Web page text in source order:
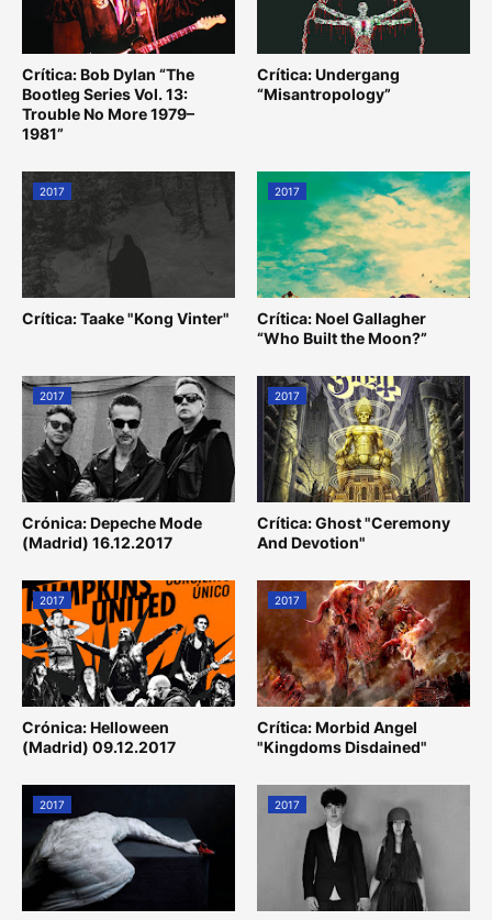
Crítica: Bob Dylan “The
Bootleg Series Vol. 13:
Trouble No More 1979–
1981”
Crítica: Undergang
“Misantropology”
2017
Crítica: Taake "Kong Vinter"
2017
Crítica: Noel Gallagher
“Who Built the Moon?”
2017
Crónica: Depeche Mode
(Madrid) 16.12.2017
2017
Crítica: Ghost "Ceremony
And Devotion"
2017
Crónica: Helloween
(Madrid) 09.12.2017
2017
Crítica: Morbid Angel
"Kingdoms Disdained"
2017 2017